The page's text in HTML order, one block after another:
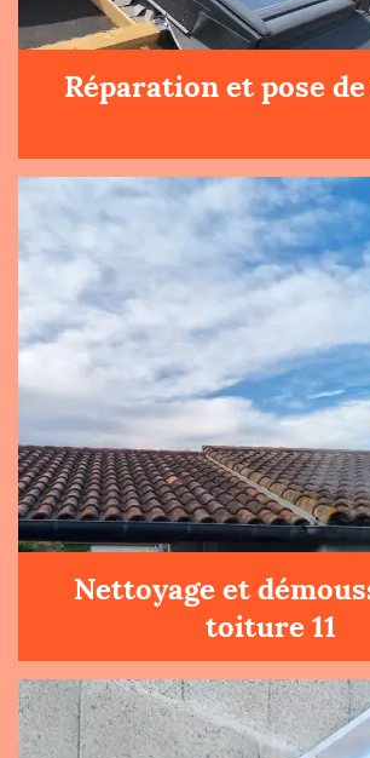
Réparation et pose de
Nettoyage et
toiture 11